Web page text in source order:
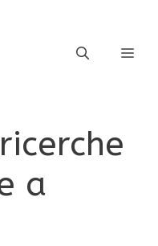
a